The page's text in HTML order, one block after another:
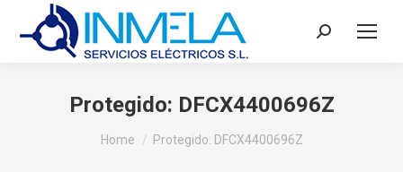
Search:
Protegido: DFCX4400696Z
You are here:
Home Protegido: DFCX4400696Z